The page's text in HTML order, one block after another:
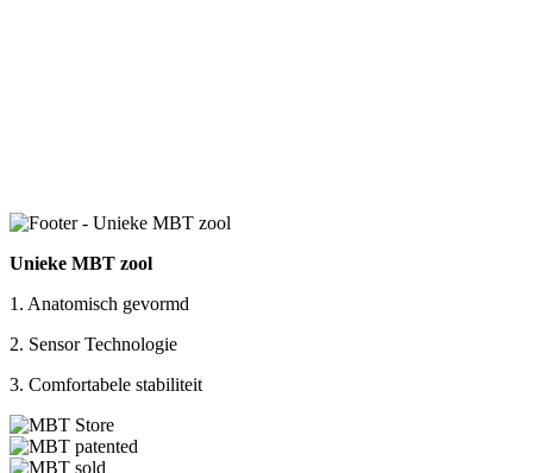
Unieke MBT zool
1. Anatomisch gevormd
2. Sensor Technologie
3. Comfortabele stabiliteit